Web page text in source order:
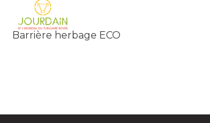
Barrière herbage ECO